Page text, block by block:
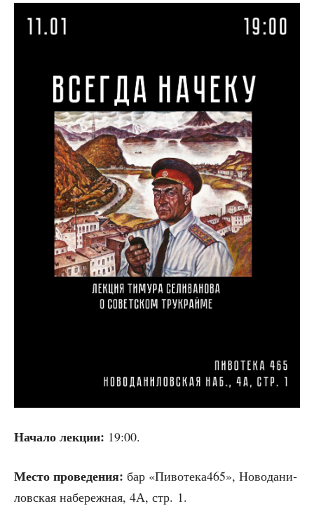
Нача­ло лек­ции: 19:00.
Место про­ве­де­ния: бар «Пивотека465», Ново­да­ни­
лов­ская набе­реж­ная, 4А, стр. 1.